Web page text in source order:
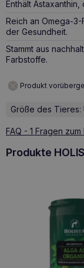
Enthält
Reich an Omega-3-
der Gesundheit.
Stammt aus
Farbstoffe.
Produkt
Größe des Tieres:
FAQ - 1 Fragen
Produkte